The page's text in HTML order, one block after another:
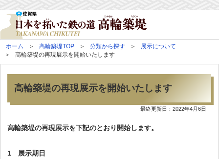
ホーム 高輪築堤TOP 分類から探す
展示について
高輪築堤の再現展示を開始いたします
高輪築堤の再現展示を開始いたします
最終更新日：2022年4月6日
高輪築堤の再現展示を下記のとおり開始します。
1 展示期日